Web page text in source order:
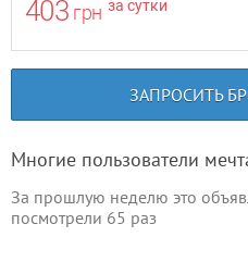
403 грн за сутки
ЗАПРОСИТЬ
Многие пользователи
За прошлую неделю это
посмотрели 65 раз